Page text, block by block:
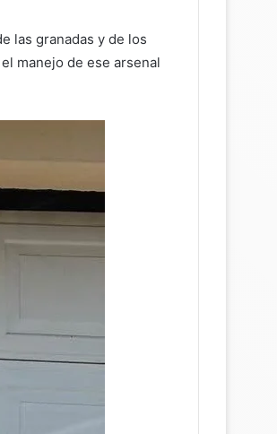
las granadas y de los
manejo de ese arsenal